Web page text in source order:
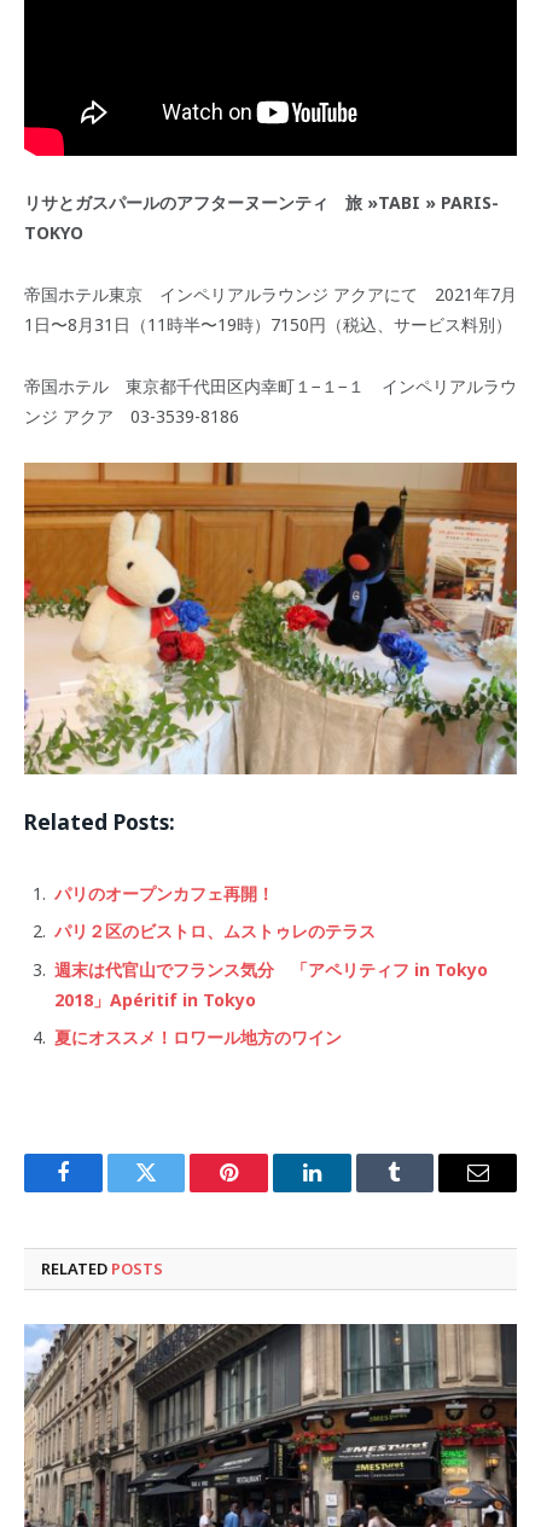
リサとガスパールのアフターヌーンティ 旅 »TABI » PARIS-
TOKYO
帝国ホテル東京 インペリアルラウンジ アクアにて 2021年7月
1日〜8月31日（11時半〜19時）7150円（税込、サービス料別）
帝国ホテル 東京都千代田区内幸町１−１−１ インペリアルラウ
ンジ アクア 03-3539-8186
Related Posts:
パリのオープンカフェ再開！
パリ２区のビストロ、ムストゥレのテラス
週末は代官山でフランス気分 「アペリティフ in Tokyo
2018」Apéritif in Tokyo
夏にオススメ！ロワール地方のワイン
FacebookTwitter Pinterest LinkedInTumblr Email
RELATED POSTS